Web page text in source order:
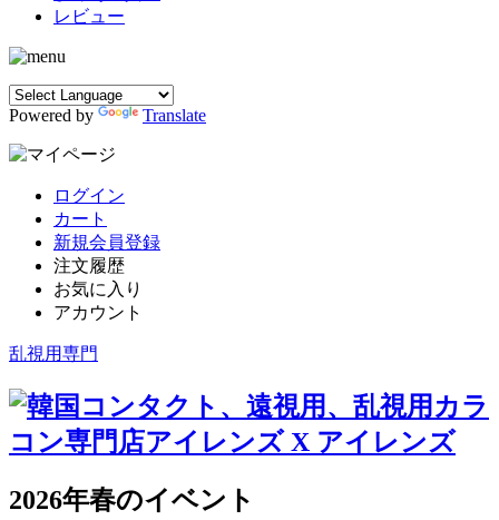
レビュー
Powered by Translate
ログイン
カート
新規会員登録
注文履歴
お気に入り
アカウント
乱視用専門
2026年春のイベント